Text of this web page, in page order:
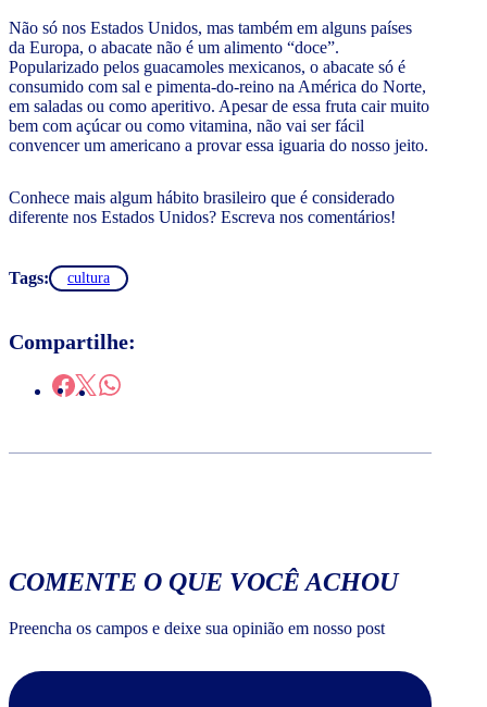
Não só nos Estados Unidos, mas também em alguns países
da Europa, o abacate não é um alimento “doce”.
Popularizado pelos guacamoles mexicanos, o abacate só é
consumido com sal e pimenta-do-reino na América do Norte,
em saladas ou como aperitivo. Apesar de essa fruta cair muito
bem com açúcar ou como vitamina, não vai ser fácil
convencer um americano a provar essa iguaria do nosso jeito.
Conhece mais algum hábito brasileiro que é considerado
diferente nos Estados Unidos? Escreva nos comentários!
Tags: cultura
Compartilhe:
COMENTE O QUE VOCÊ ACHOU
Preencha os campos e deixe sua opinião em nosso post